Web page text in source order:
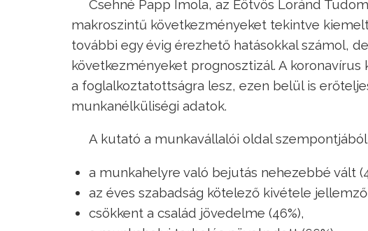
Csehné Papp Imola, az Eötvös Loránd
makroszintű következményeket tekintve
további egy évig érezhető hatásokkal számol,
következményeket prognosztizál. A
a foglalkoztatottságra lesz, ezen belül is
munkanélküliségi adatok.
A kutató a munkavállalói oldal
a munkahelyre való bejutás nehezebbé vált
az éves szabadság kötelező kivétele jellemző
csökkent a család jövedelme (46%),